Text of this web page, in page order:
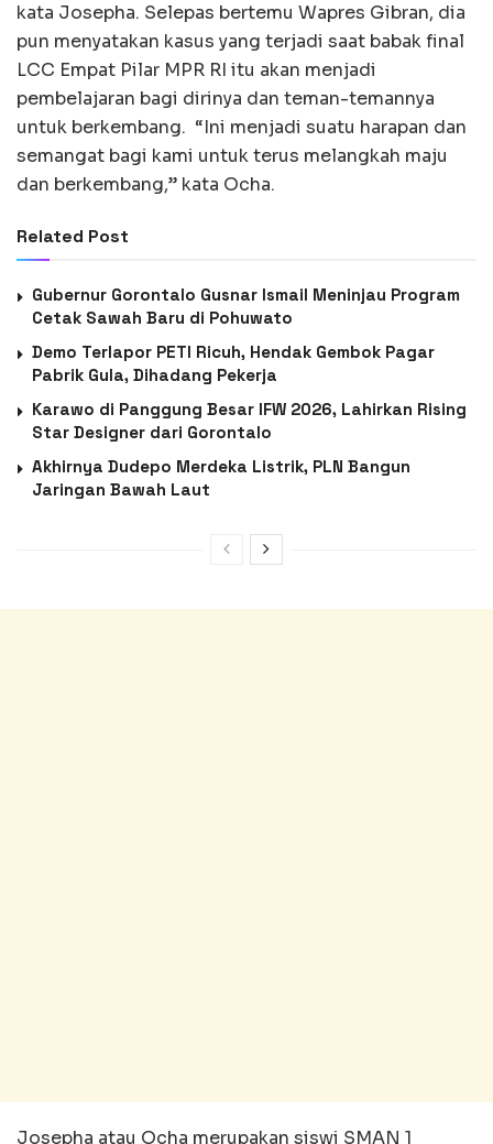
kata Josepha. Selepas bertemu Wapres Gibran, dia
pun menyatakan kasus yang terjadi saat babak final
LCC Empat Pilar MPR RI itu akan menjadi
pembelajaran bagi dirinya dan teman-temannya
untuk berkembang. “Ini menjadi suatu harapan dan
semangat bagi kami untuk terus melangkah maju
dan berkembang,” kata Ocha.
Related Post
Gubernur Gorontalo Gusnar Ismail Meninjau Program
Cetak Sawah Baru di Pohuwato
Demo Terlapor PETI Ricuh, Hendak Gembok Pagar
Pabrik Gula, Dihadang Pekerja
Karawo di Panggung Besar IFW 2026, Lahirkan Rising
Star Designer dari Gorontalo
Akhirnya Dudepo Merdeka Listrik, PLN Bangun
Jaringan Bawah Laut
Josepha atau Ocha merupakan siswi SMAN 1